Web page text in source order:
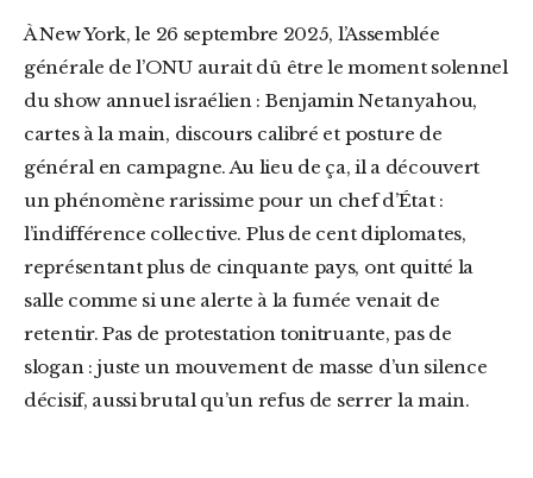
À New York, le 26 septembre 2025, l’Assemblée
générale de l’ONU aurait dû être le moment solennel
du show annuel israélien : Benjamin Netanyahou,
cartes à la main, discours calibré et posture de
général en campagne. Au lieu de ça, il a découvert
un phénomène rarissime pour un chef d’État :
l’indifférence collective. Plus de cent diplomates,
représentant plus de cinquante pays, ont quitté la
salle comme si une alerte à la fumée venait de
retentir. Pas de protestation tonitruante, pas de
slogan : juste un mouvement de masse d’un silence
décisif, aussi brutal qu’un refus de serrer la main.